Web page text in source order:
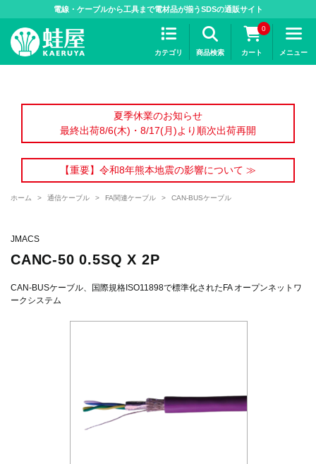
電線・ケーブルから工具まで電材品が揃うSDSの通販サイト
カテゴリ 商品検索
0
カート メニュー
夏季休業のお知らせ
最終出荷8/6(木)・8/17(月)より順次出荷再開
【重要】令和8年熊本地震の影響について ≫
ホーム > 通信ケーブル > FA関連ケーブル > CAN-BUSケーブル
JMACS
CANC-50 0.5SQ X 2P
CAN-BUSケーブル、国際規格ISO11898で標準化されたFA オープンネットワ
ークシステム